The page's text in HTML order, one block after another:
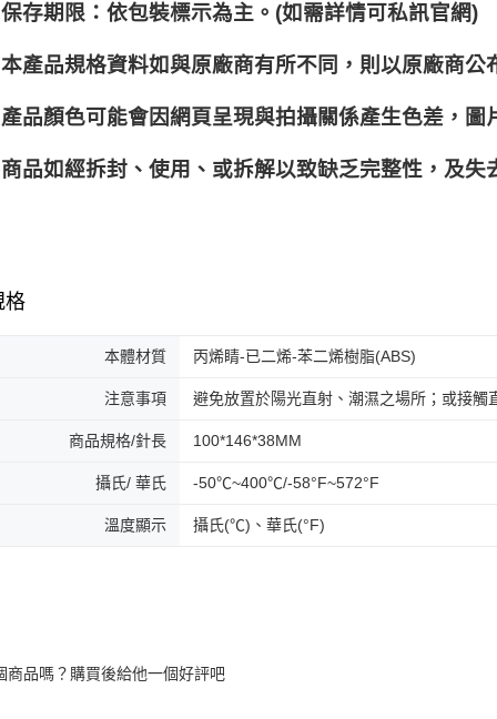
保存期限：依包裝標示為主。(如需詳情可私訊官網)
本產品規格資料如與原廠商有所不同，則以原廠商公
產品顏色可能會因網頁呈現與拍攝關係產生色差，
商品如經拆封、使用、或拆解以致缺乏完整性，及
格
本體材質 丙烯睛-已二烯-苯二烯樹脂(ABS)
注意事項 避免放置於陽光直射、潮濕之場所；或接觸
商品規格/針長 100*146*38MM
攝氏/ 華氏 -50℃~400℃/-58°F~572°F
溫度顯示 攝氏(℃)、華氏(°F)
商品嗎？購買後給他一個好評吧